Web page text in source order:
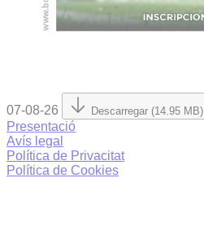
07-08-26 Descarregar (14.95 MB)
Presentació
Avís legal
Política de Privacitat
Política de Cookies